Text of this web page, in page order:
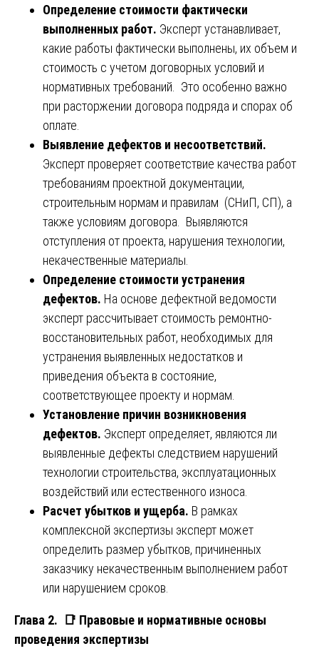
Определение стоимости фактически
выполненных работ. Эксперт устанавливает,
какие работы фактически выполнены, их объем и
стоимость с учетом договорных условий и
нормативных требований. Это особенно важно
при расторжении договора подряда и спорах об
оплате.
Выявление дефектов и несоответствий.
Эксперт проверяет соответствие качества работ
требованиям проектной документации,
строительным нормам и правилам (СНиП, СП), а
также условиям договора. Выявляются
отступления от проекта, нарушения технологии,
некачественные материалы.
Определение стоимости устранения
дефектов. На основе дефектной ведомости
эксперт рассчитывает стоимость ремонтно-
восстановительных работ, необходимых для
устранения выявленных недостатков и
приведения объекта в состояние,
соответствующее проекту и нормам.
Установление причин возникновения
дефектов. Эксперт определяет, являются ли
выявленные дефекты следствием нарушений
технологии строительства, эксплуатационных
воздействий или естественного износа.
Расчет убытков и ущерба. В рамках
комплексной экспертизы эксперт может
определить размер убытков, причиненных
заказчику некачественным выполнением работ
или нарушением сроков.
Глава 2. 📑 Правовые и нормативные основы
проведения экспертизы